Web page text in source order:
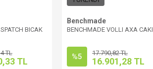
BICAK
TL
TL
Benchmade
BENCHMADE VOLLI AXA CAKI
%5 17.790,82 TL
16.901,28 TL